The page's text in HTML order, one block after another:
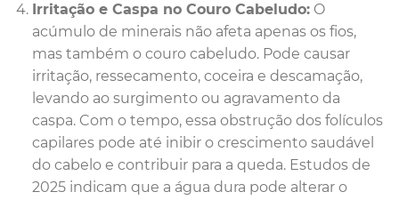
Irritação e Caspa no Couro Cabeludo:O
acúmulo de minerais não afeta apenas os fios,
mas também o couro cabeludo. Pode causar
irritação, ressecamento, coceira e descamação,
levando ao surgimento ou agravamento da
caspa. Com o tempo, essa obstrução dos folículos
capilares pode até inibir o crescimento saudável
do cabelo e contribuir para a queda. Estudos de
2025 indicam que a água dura pode alterar o